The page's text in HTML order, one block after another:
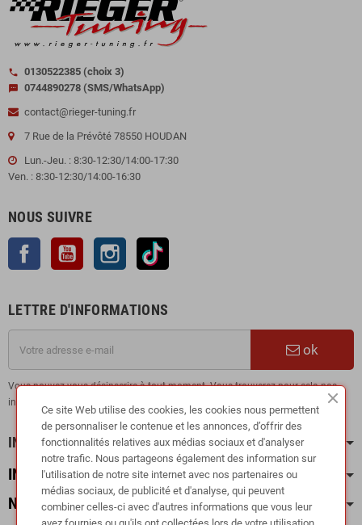
call 0130522385 (choix 3)
sms
0744890278 (SMS/WhatsApp)
contact@rieger-tuning.fr
7 Rue de la Prévôté 78550 HOUDAN
Lun.-Jeu. : 8:30-12:30/14:00-17:30
Ven. : 8:30-12:30/14:00-16:30
NOUS SUIVRE
Facebook YouTube Instagram
LETTRE D'INFORMATIONS
ok
Vous pouvez vous désinscrire à tout moment. Vous trouverez pour cela nos
informations de contact dans les conditions d'utilisation du site.
INFORMATION
INFOS PRATIQUES
NOS CATÉGORIES
Ce site Web utilise des cookies, les cookies nous permettent
de personnaliser le contenue et les annonces, d’offrir des
fonctionnalités relatives aux médias sociaux et d'analyser
notre trafic. Nous partageons également des information sur
l'utilisation de notre site internet avec nos partenaires ou
médias sociaux, de publicité et d'analyse, qui peuvent
combiner celles-ci avec d'autres informations que vous leur